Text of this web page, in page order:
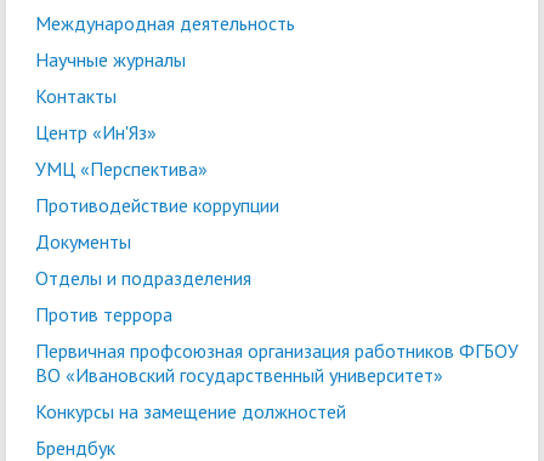
Международная деятельность
Научные журналы
Контакты
Центр «Ин'Яз»
УМЦ «Перспектива»
Противодействие коррупции
Документы
Отделы и подразделения
Против террора
Первичная профсоюзная организация работников ФГБОУ
ВО «Ивановский государственный университет»
Конкурсы на замещение должностей
Брендбук